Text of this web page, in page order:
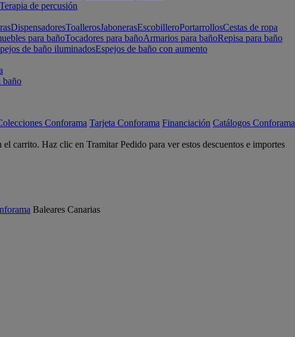
Terapia de percusión
DispensadoresToallerosJabonerasEscobilleroPortarrollosCestas de ropa
para bañoTocadores para bañoArmarios para bañoRepisa para baño
de baño iluminadosEspejos de baño con aumento
baño
Conforama Tarjeta Conforama Financiación Catálogos Conforama
carrito. Haz clic en Tramitar Pedido para ver estos descuentos e importes
Baleares Canarias